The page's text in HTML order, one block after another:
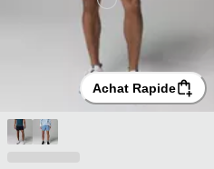
Achat Rapide